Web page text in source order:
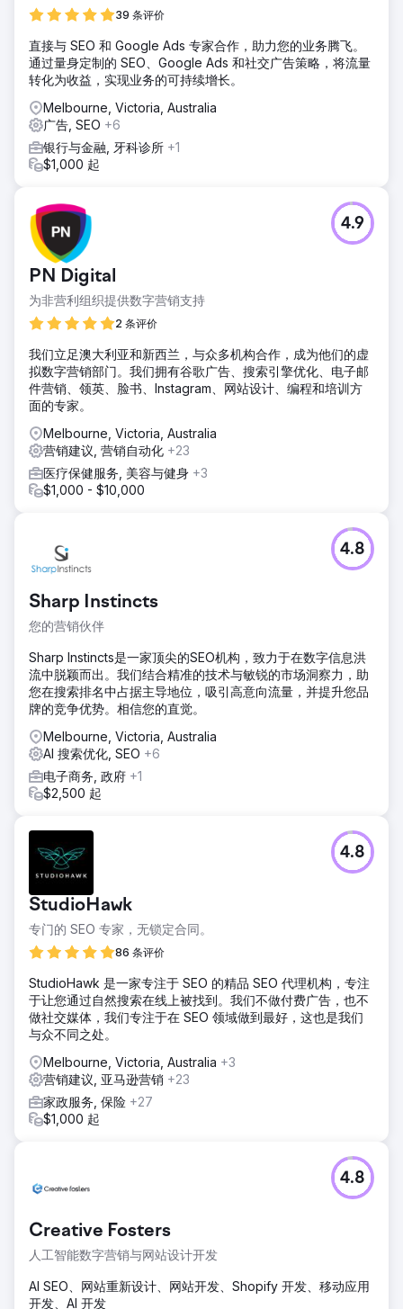
39 条评价
直接与 SEO 和 Google Ads 专家合作，助力您的业务腾飞。
通过量身定制的 SEO、Google Ads 和社交广告策略，将流量
转化为收益，实现业务的可持续增长。
Melbourne, Victoria, Australia
广告, SEO +6
银行与金融, 牙科诊所 +1
$1,000 起
PN Digital
为非营利组织提供数字营销支持
2 条评价
4.9
我们立足澳大利亚和新西兰，与众多机构合作，成为他们的虚
拟数字营销部门。我们拥有谷歌广告、搜索引擎优化、电子邮
件营销、领英、脸书、Instagram、网站设计、编程和培训方
面的专家。
Melbourne, Victoria, Australia
营销建议, 营销自动化 +23
医疗保健服务, 美容与健身 +3
$1,000 - $10,000
Sharp Instincts
您的营销伙伴
4.8
Sharp Instincts是一家顶尖的SEO机构，致力于在数字信息洪
流中脱颖而出。我们结合精准的技术与敏锐的市场洞察力，助
您在搜索排名中占据主导地位，吸引高意向流量，并提升您品
牌的竞争优势。相信您的直觉。
Melbourne, Victoria, Australia
AI 搜索优化, SEO +6
电子商务, 政府 +1
$2,500 起
StudioHawk
专门的 SEO 专家，无锁定合同。
86 条评价
4.8
StudioHawk 是一家专注于 SEO 的精品 SEO 代理机构，专注
于让您通过自然搜索在线上被找到。我们不做付费广告，也不
做社交媒体，我们专注于在 SEO 领域做到最好，这也是我们
与众不同之处。
Melbourne, Victoria, Australia +3
营销建议, 亚马逊营销 +23
家政服务, 保险 +27
$1,000 起
Creative Fosters
人工智能数字营销与网站设计开发
4.8
AI SEO、网站重新设计、网站开发、Shopify 开发、移动应用
开发、AI 开发